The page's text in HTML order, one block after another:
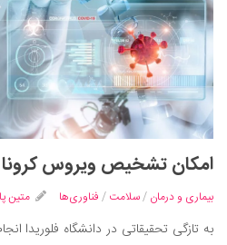
امکان تشخیص ویروس
بیماری و درمان /سلامت / فناوری‌ها متین
به تازگی تحقیقاتی در دانشگاه